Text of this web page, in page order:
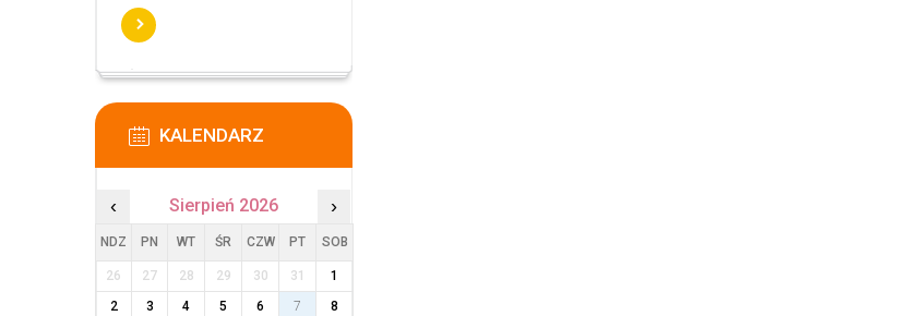
KALENDARZ
‹ Sierpień 2026 ›
NDZ PN WT ŚR CZW PT SOB
26 27 28 29 30 31
1
2
3 4 5 6 7
8